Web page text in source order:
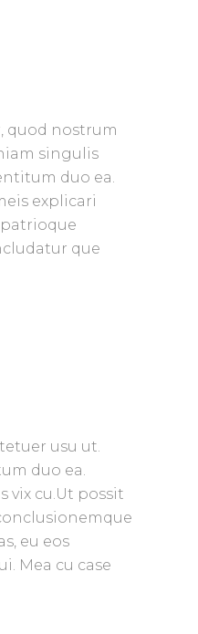
quod nostrum
singulis
duo ea.
explicari
que
usu ut.
duo ea.
vix cu.Ut possit
eu eos
Mea cu case